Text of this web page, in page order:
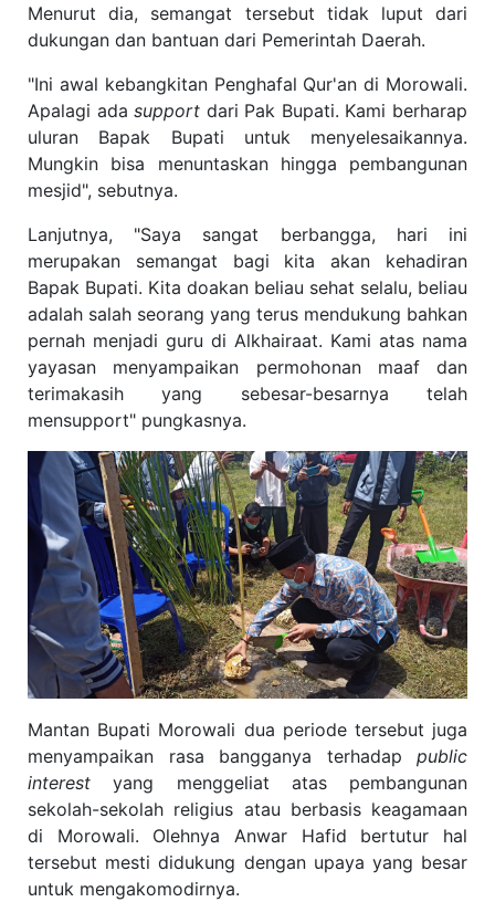
Menurut dia, semangat tersebut tidak luput dari
dukungan dan bantuan dari Pemerintah Daerah.
"Ini awal kebangkitan Penghafal Qur'an di Morowali.
Apalagi adasupport dari Pak Bupati. Kami berharap
uluran Bapak Bupati untuk menyelesaikannya.
Mungkin bisa menuntaskan hingga pembangunan
mesjid", sebutnya.
Lanjutnya, "Saya sangat berbangga, hari ini
merupakan semangat bagi kita akan kehadiran
Bapak Bupati. Kita doakan beliau sehat selalu, beliau
adalah salah seorang yang terus mendukung bahkan
pernah menjadi guru di Alkhairaat. Kami atas nama
yayasan menyampaikan permohonan maaf dan
terimakasih yang sebesar-besarnya telah
mensupport" pungkasnya.
Mantan Bupati Morowali dua periode tersebut juga
menyampaikan rasa bangganya terhadap public
interest yang menggeliat atas pembangunan
sekolah-sekolah religius atau berbasis keagamaan
di Morowali. Olehnya Anwar Hafid bertutur hal
tersebut mesti didukung dengan upaya yang besar
untuk mengakomodirnya.